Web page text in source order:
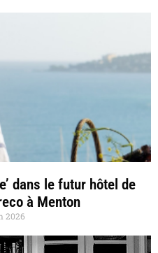
dans le futur hôtel de
à Menton
2026